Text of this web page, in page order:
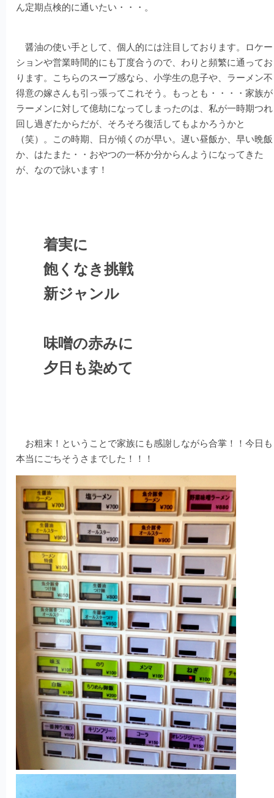
ん定期点検的に通いたい・・・。
醤油の使い手として、個人的には注目しております。ロケー
ションや営業時間的にも丁度合うので、わりと頻繁に通ってお
ります。こちらのスープ感なら、小学生の息子や、ラーメン不
得意の嫁さんも引っ張ってこれそう。もっとも・・・・家族が
ラーメンに対して億劫になってしまったのは、私が一時期つれ
回し過ぎたからだが、そろそろ復活してもよかろうかと
（笑）。この時期、日が傾くのが早い。遅い昼飯か、早い晩飯
か、はたまた・・おやつの一杯か分からんようになってきた
が、なので詠います！
着実に
飽くなき挑戦
新ジャンル
味噌の赤みに
夕日も染めて
お粗末！ということで家族にも感謝しながら合掌！！今日も
本当にごちそうさまでした！！！